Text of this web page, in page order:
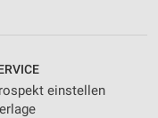
einstellen